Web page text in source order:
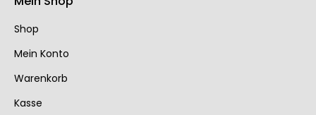
Shop
Mein Konto
Warenkorb
Kasse